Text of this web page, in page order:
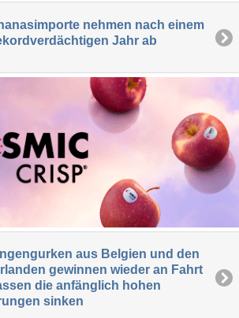
nehmen nach einem
Jahr ab
aus Belgien und den
gewinnen wieder an Fahrt
die anfänglich hohen
sinken